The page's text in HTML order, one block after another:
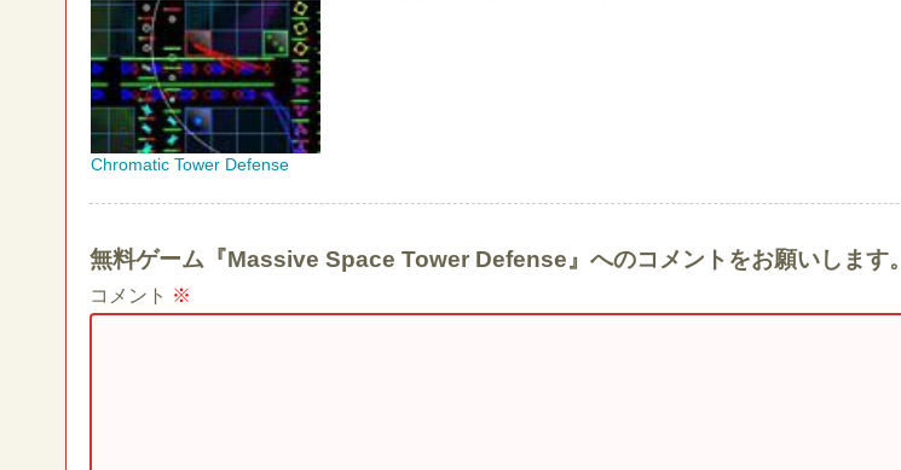
Chromatic Tower Defense
無料ゲーム『Massive Space Tower Defense』へのコメントをお願いします。
コメント ※